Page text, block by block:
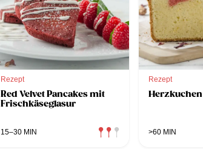
Rezept
Red Velvet Pancakes mit
Frischkäseglasur
15–30 MIN
Rezept
Herzkuchen
>60 MIN